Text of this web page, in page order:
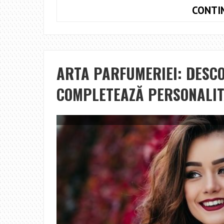
ARTA PARFUMERIEI:
COMPLETEAZĂ